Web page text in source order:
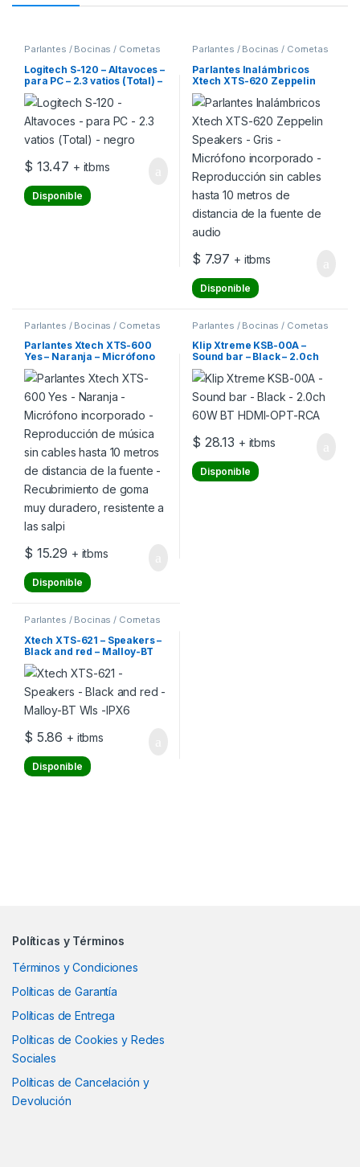
Parlantes / Bocinas / Cornetas
Logitech S-120 – Altavoces –
para PC – 2.3 vatios (Total) –
negro
$ 13.47 + itbms
Disponible
Parlantes / Bocinas / Cornetas
Parlantes Inalámbricos
Xtech XTS-620 Zeppelin
Speakers – Gris – Micrófono
incorporado – Reproducción
sin cables hasta 10 metros
de distancia de la fuente de
audio
$ 7.97 + itbms
Disponible
Parlantes / Bocinas / Cornetas
Parlantes Xtech XTS-600
Yes – Naranja – Micrófono
incorporado – Reproducción
de música sin cables hasta
10 metros de distancia de la
fuente – Recubrimiento de
goma muy duradero,
resistente a las salpi
$ 15.29 + itbms
Disponible
Parlantes / Bocinas / Cornetas
Klip Xtreme KSB-00A –
Sound bar – Black – 2.0ch
60W BT HDMI-OPT-RCA
$ 28.13 + itbms
Disponible
Parlantes / Bocinas / Cornetas
Xtech XTS-621 – Speakers –
Black and red – Malloy-BT
Wls -IPX6
$ 5.86 + itbms
Disponible
Políticas y Términos
Términos y Condiciones
Políticas de Garantía
Políticas de Entrega
Políticas de Cookies y Redes
Sociales
Políticas de Cancelación y
Devolución